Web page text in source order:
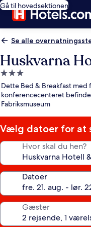
Gå til hovedsektionen
Se alle
Huskvarna
3.0-
stjernet
overnatningssted
Dette Bed & Breakfast
konferencecenteret
Fabriksmuseum
Vælg datoer for at
Hvor skal du hen?
Datoer
Gæster